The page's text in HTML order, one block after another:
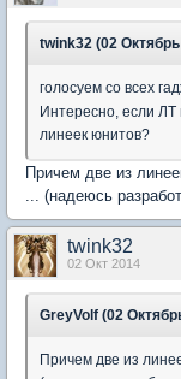
twink32 (02
голосуем со всех
Интересно, если ЛТ
линеек юнитов?
Причем две из
... (надеюсь
twink32
02 Окт 2014
GreyVolf (02
Причем две из